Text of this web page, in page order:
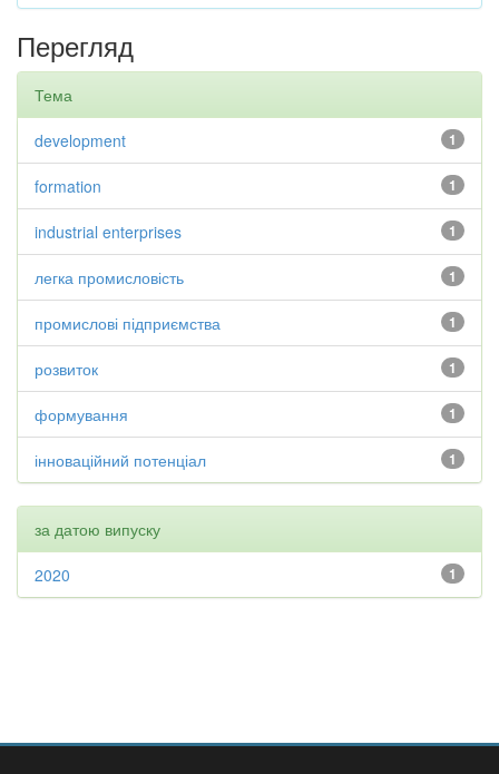
Перегляд
Тема
1
development
1
formation
1
industrial enterprises
1
легка промисловість
1
промислові підприємства
1
розвиток
1
формування
1
інноваційний потенціал
за датою випуску
1
2020